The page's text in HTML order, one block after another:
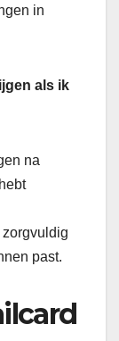
in
als ik
na
past.